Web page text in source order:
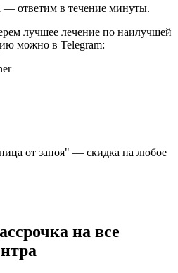
— ответим в течение минуты.
лучшее лечение по наилучшей
можно в Telegram:
от запоя" — скидка на любое
на все